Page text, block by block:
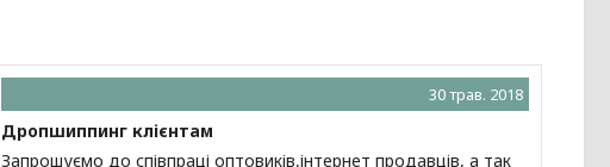
30 трав. 2018
Дропшиппинг клієнтам
Запрошуємо до співпраці оптовиків,інтернет продавців, а так